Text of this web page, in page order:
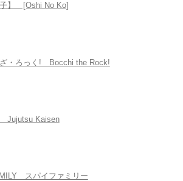
子】 [Oshi No Ko]
・ろっく! Bocchi the Rock!
Jujutsu Kaisen
スパイファミリー